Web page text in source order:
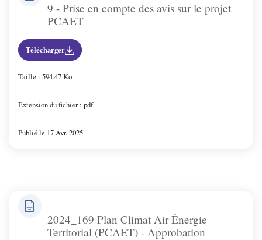
9 - Prise en compte des avis sur le projet
PCAET
Télécharger
Taille : 594.47 Ko
Extension du fichier : pdf
Publié le 17 Avr. 2025
2024_169 Plan Climat Air Énergie
Territorial (PCAET) - Approbation